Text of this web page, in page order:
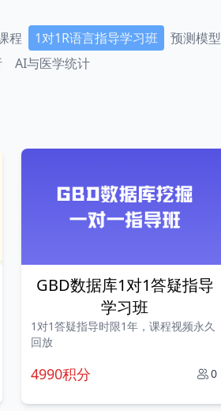
程 1对1R语言指导学习班 预测模型
AI与医学统计
GBD数据库1对1答疑指导
学习班
1对1答疑指导时限1年，课程视频永久
回放
4990积分 0